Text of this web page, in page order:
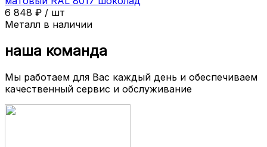
6 848 ₽ / шт
Металл в наличии
наша команда
Мы работаем для Вас каждый день и обеспечиваем
качественный сервис и обслуживание